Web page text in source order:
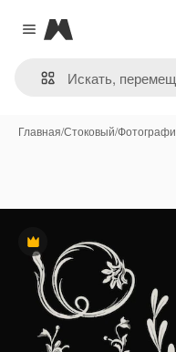
Close menu
Magnific
Главная/Стоковый/
Премиум